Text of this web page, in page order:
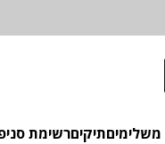
משלימיםתיקיםרשימת